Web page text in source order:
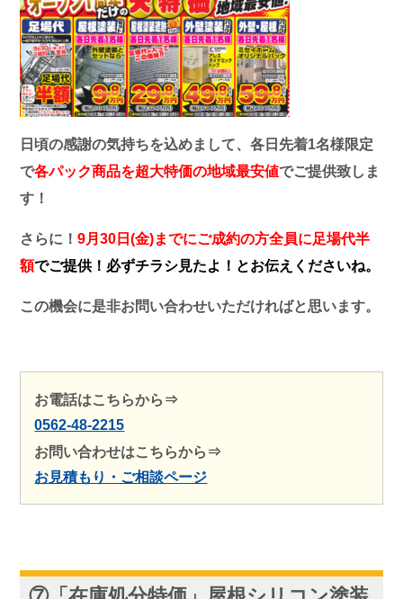
日頃の感謝の気持ちを込めまして、各日先着1名様限定
で各パック商品を超大特価の地域最安値でご提供致しま
す！
さらに！9月30日(金)までにご成約の方全員に足場代半
額でご提供！ 必ずチラシ見たよ！とお伝えくださいね。
この機会に是非お問い合わせいただければと思います。
お電話はこちらから⇒
0562-48-2215
お問い合わせはこちらから⇒
お見積もり・ご相談ページ